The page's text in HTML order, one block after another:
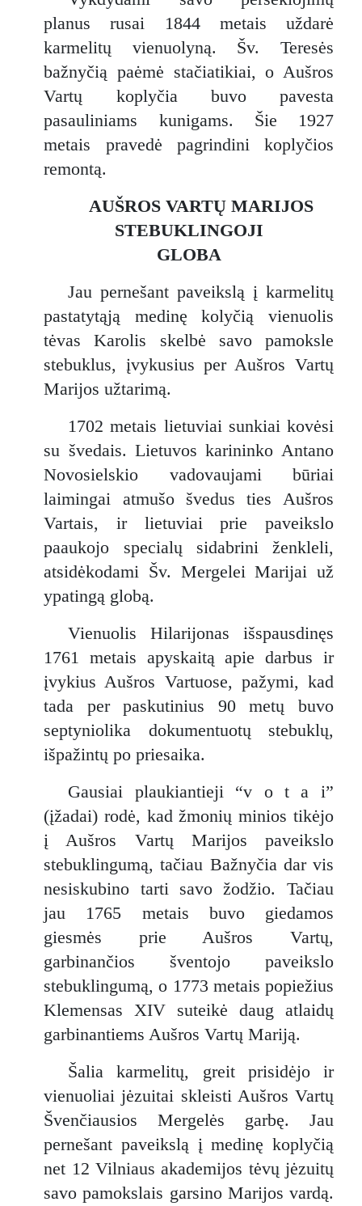
planus rusai 1844 metais uždarė
karmelitų vienuolyną. Šv. Teresės
bažnyčią paėmė stačiatikiai, o Aušros
Vartų koplyčia buvo pavesta
pasauliniams kunigams. Šie 1927
metais pravedė pagrindini koplyčios
remontą.
AUŠROS VARTŲ MARIJOS
STEBUKLINGOJI
GLOBA
Jau pernešant paveikslą į karmelitų
pastatytąją medinę kolyčią vienuolis
tėvas Karolis skelbė savo pamoksle
stebuklus, įvykusius per Aušros Vartų
Marijos užtarimą.
1702 metais lietuviai sunkiai kovėsi
su švedais. Lietuvos karininko Antano
Novosielskio vadovaujami būriai
laimingai atmušo švedus ties Aušros
Vartais, ir lietuviai prie paveikslo
paaukojo specialų sidabrini ženkleli,
atsidėkodami Šv. Mergelei Marijai už
ypatingą globą.
Vienuolis Hilarijonas išspausdinęs
1761 metais apyskaitą apie darbus ir
įvykius Aušros Vartuose, pažymi, kad
tada per paskutinius 90 metų buvo
septyniolika dokumentuotų stebuklų,
išpažintų po priesaika.
Gausiai plaukiantieji “v o t a i”
(įžadai) rodė, kad žmonių minios tikėjo
į Aušros Vartų Marijos paveikslo
stebuklingumą, tačiau Bažnyčia dar vis
nesiskubino tarti savo žodžio. Tačiau
jau 1765 metais buvo giedamos
giesmės prie Aušros Vartų,
garbinančios šventojo paveikslo
stebuklingumą, o 1773 metais popiežius
Klemensas XIV suteikė daug atlaidų
garbinantiems Aušros Vartų Mariją.
Šalia karmelitų, greit prisidėjo ir
vienuoliai jėzuitai skleisti Aušros Vartų
Švenčiausios Mergelės garbę. Jau
pernešant paveikslą į medinę koplyčią
net 12 Vilniaus akademijos tėvų jėzuitų
savo pamokslais garsino Marijos vardą.